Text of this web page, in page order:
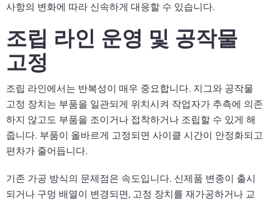
사항의 변화에 따라 신속하게 대응할 수 있습니다.
조립 라인 운영 및 공작물
고정
조립 라인에서는 반복성이 매우 중요합니다. 지그와 공작물
고정 장치는 부품을 일관되게 위치시켜 작업자가 추측에 의존
하지 않고도 부품을 조이거나 접착하거나 조립할 수 있게 해
줍니다. 부품이 올바르게 고정되면 사이클 시간이 안정화되고
편차가 줄어듭니다.
기존 가공 방식의 문제점은 속도입니다. 신제품 변종이 출시
되거나 구멍 배열이 변경되면, 고정 장치를 재가공하거나 교